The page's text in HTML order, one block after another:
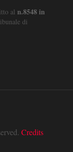
al n.8548 in
di
Credits